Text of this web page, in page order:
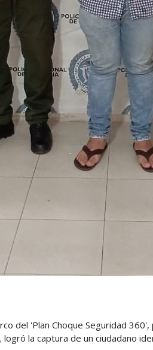
del 'Plan Choque Seguridad
logró la captura de un ciudadano